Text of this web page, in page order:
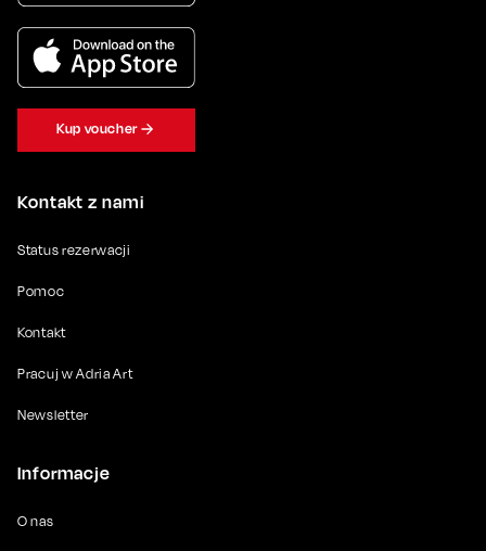
Kontakt z nami
Status rezerwacji
Pomoc
Kontakt
Pracuj w Adria Art
Newsletter
Informacje
O nas
Kup voucher